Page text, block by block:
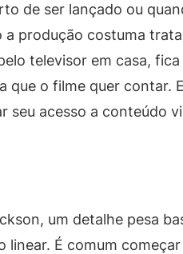
de ser lançado ou
produção costuma
televisor em casa,
que o filme quer contar.
acesso a conteúdo
um detalhe pesa
É comum